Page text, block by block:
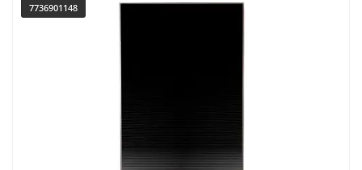
7736901148